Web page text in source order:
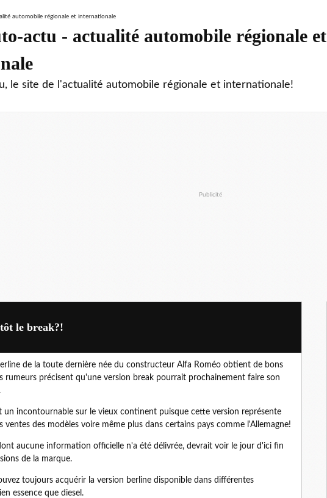
actu - actualité automobile régionale et
le site de l'actualité automobile régionale et internationale!
Publicité
le break?!
de la toute dernière née du constructeur Alfa Roméo obtient de bons
rumeurs précisent qu'une version break pourrait prochainement faire son
un incontournable sur le vieux continent puisque cette version représente
ventes des modèles voire même plus dans certains pays comme l'Allemagne!
aucune information officielle n'a été délivrée, devrait voir le jour d'ici fin
de la marque.
toujours acquérir la version berline disponible dans différentes
essence que diesel.